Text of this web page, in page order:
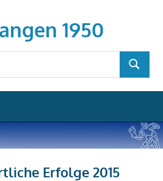
1950
SUCHEN
Erfolge 2015